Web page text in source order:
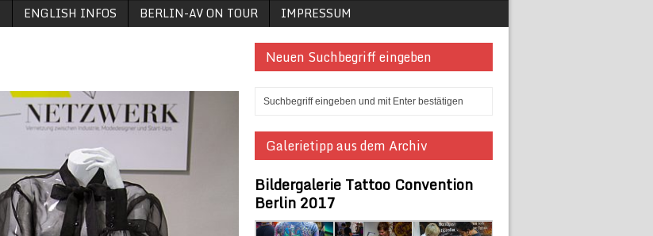
ENGLISH INFOS BERLIN-AV ON TOUR IMPRESSUM
Neuen Suchbegriff eingeben
Galerietipp aus dem Archiv
Bildergalerie Tattoo Convention
Berlin 2017